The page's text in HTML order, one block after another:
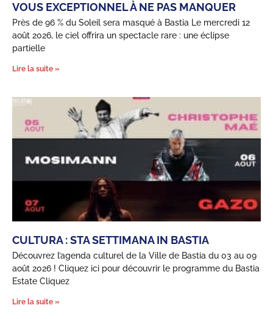
VOUS EXCEPTIONNEL À NE PAS MANQUER
Près de 96 % du Soleil sera masqué à Bastia Le mercredi 12
août 2026, le ciel offrira un spectacle rare : une éclipse
partielle
Lire la suite »
CULTURA : STA SETTIMANA IN BASTIA
Découvrez l’agenda culturel de la Ville de Bastia du 03 au 09
août 2026 ! Cliquez ici pour découvrir le programme du Bastia
Estate Cliquez
Lire la suite »